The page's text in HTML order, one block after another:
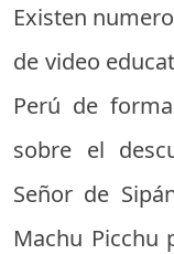
Existen
de video
Perú de
sobre el
Señor de
Machu Picchu